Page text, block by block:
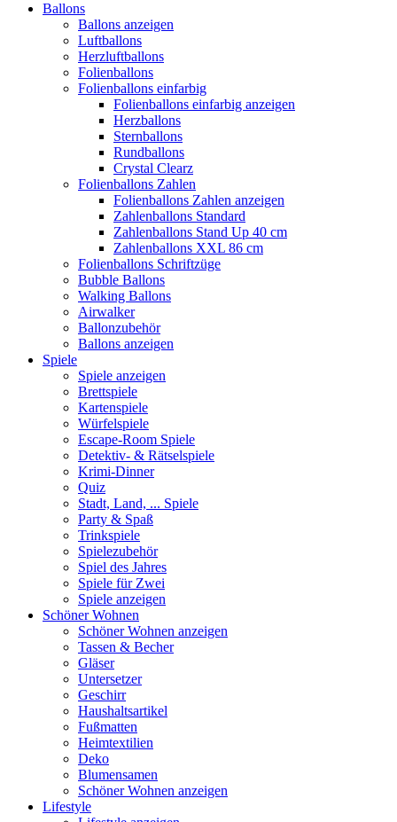
Ballons
Ballons anzeigen
Luftballons
Herzluftballons
Folienballons
Folienballons einfarbig
Folienballons einfarbig anzeigen
Herzballons
Sternballons
Rundballons
Crystal Clearz
Folienballons Zahlen
Folienballons Zahlen anzeigen
Zahlenballons Standard
Zahlenballons Stand Up 40 cm
Zahlenballons XXL 86 cm
Folienballons Schriftzüge
Bubble Ballons
Walking Ballons
Airwalker
Ballonzubehör
Ballons anzeigen
Spiele
Spiele anzeigen
Brettspiele
Kartenspiele
Würfelspiele
Escape-Room Spiele
Detektiv- & Rätselspiele
Krimi-Dinner
Quiz
Stadt, Land, ... Spiele
Party & Spaß
Trinkspiele
Spielezubehör
Spiel des Jahres
Spiele für Zwei
Spiele anzeigen
Schöner Wohnen
Schöner Wohnen anzeigen
Tassen & Becher
Gläser
Untersetzer
Geschirr
Haushaltsartikel
Fußmatten
Heimtextilien
Deko
Blumensamen
Schöner Wohnen anzeigen
Lifestyle